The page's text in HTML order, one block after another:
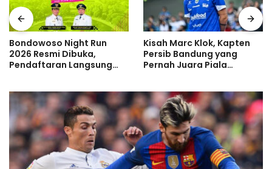
Bondowoso Night Run
2026 Resmi Dibuka,
Pendaftaran Langsung
Kisah Marc Klok, Kapten
Persib Bandung yang
Pernah Juara Piala